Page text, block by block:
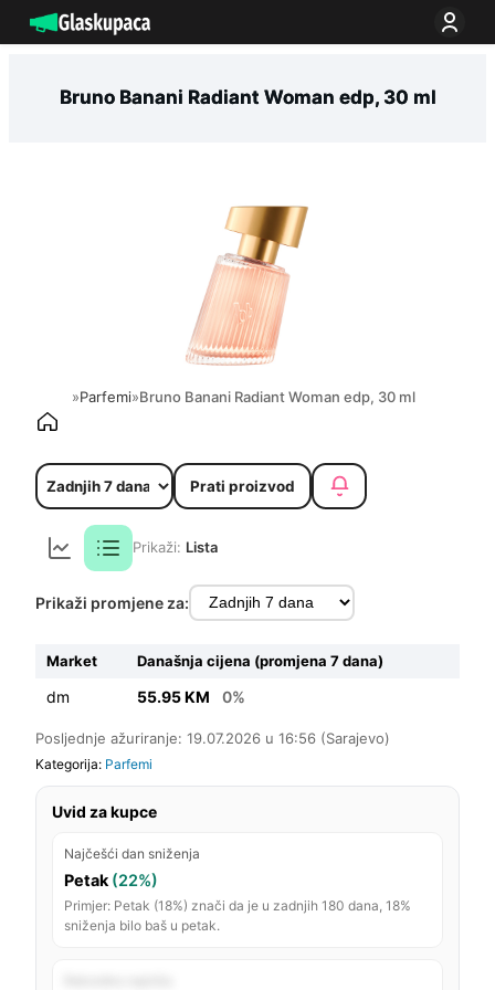
na
Bruno Banani Radiant Woman edp, 30 ml
»Parfemi»Bruno Banani Radiant Woman edp, 30 ml
Prati proizvod
Prikaži: Lista
Prikaži promjene za:
Market Današnja cijena (promjena 7 dana)
dm 55.95 KM 0%
Posljednje ažuriranje: 19.07.2026 u 16:56 (Sarajevo)
Kategorija: Parfemi
Uvid za kupce
Najčešći dan sniženja
Petak (22%)
Primjer: Petak (18%) znači da je u zadnjih 180 dana, 18%
sniženja bilo baš u petak.